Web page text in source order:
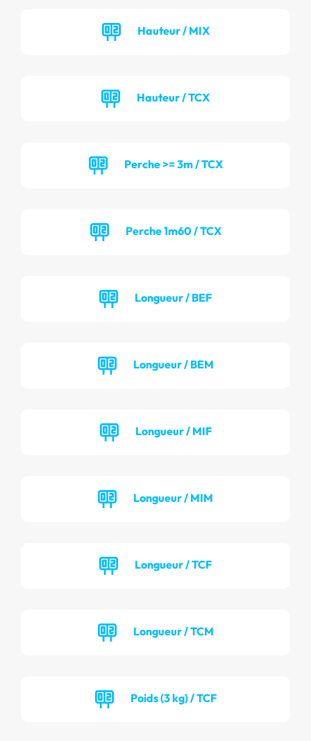
Hauteur / MIX
Hauteur / TCX
Perche >= 3m / TCX
Perche 1m60 / TCX
Longueur / BEF
Longueur / BEM
Longueur / MIF
Longueur / MIM
Longueur / TCF
Longueur / TCM
Poids (3 kg) / TCF